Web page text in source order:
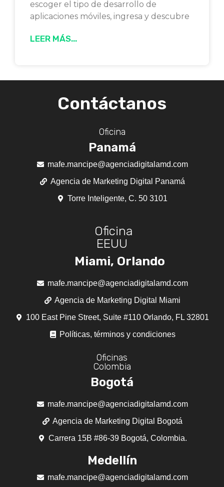
escoger el tipo de desarrollo de
aplicaciones móviles, ingresa y descubre
LEER MÁS...
Contáctanos
Oficina
Panamá
mafe.mancipe@agenciadigitalamd.com
Agencia de Marketing Digital Panamá
Torre Inteligente, C. 50 3101
Oficina
EEUU
Miami, Orlando
mafe.mancipe@agenciadigitalamd.com
Agencia de Marketing Digital Miami
100 East Pine Street, Suite #110 Orlando, FL 32801
Políticas, términos y condiciones
Oficinas
Colombia
Bogotá
mafe.mancipe@agenciadigitalamd.com
Agencia de Marketing Digital Bogotá
Carrera 15B #86-39 Bogotá, Colombia.
Medellín
mafe.mancipe@agenciadigitalamd.com